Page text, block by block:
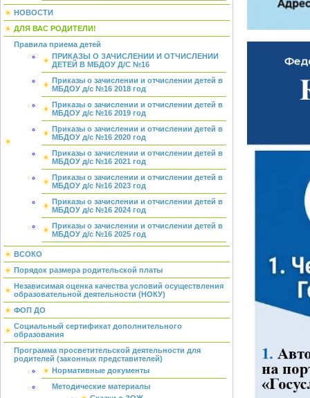
НОВОСТИ
ДЛЯ ВАС РОДИТЕЛИ!
Правила приема детей
ПРИКАЗЫ О ЗАЧИСЛЕНИИ И ОТЧИСЛЕНИИ
ДЕТЕЙ В МБДОУ Д/С №16
Приказы о зачислении и отчислении детей в
МБДОУ д/с №16 2018 год
Приказы о зачислении и отчислении детей в
МБДОУ д/с №16 2019 год
Приказы о зачислении и отчислении детей в
МБДОУ д/с №16 2020 год
Приказы о зачислении и отчислении детей в
МБДОУ д/с №16 2021 год
Приказы о зачислении и отчислении детей в
МБДОУ д/с №16 2023 год
Приказы о зачислении и отчислении детей в
МБДОУ д/с №16 2024 год
Приказы о зачислении и отчислении детей в
МБДОУ д/с №16 2025 год
ВСОКО
Порядок размера родительской платы
Независимая оценка качества условий осуществления
образовательной деятельности (НОКУ)
ФОП ДО
Социальный сертификат дополнительного
образования
Программа просветительской деятельности для
родителей (законных представителей)
Нормативные документы
Методические материалы